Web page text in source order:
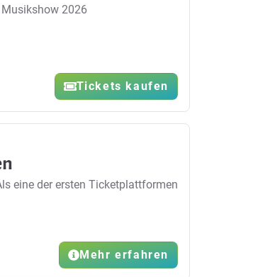
2026
Tickets kaufen
eine der ersten Ticketplattformen
Mehr erfahren